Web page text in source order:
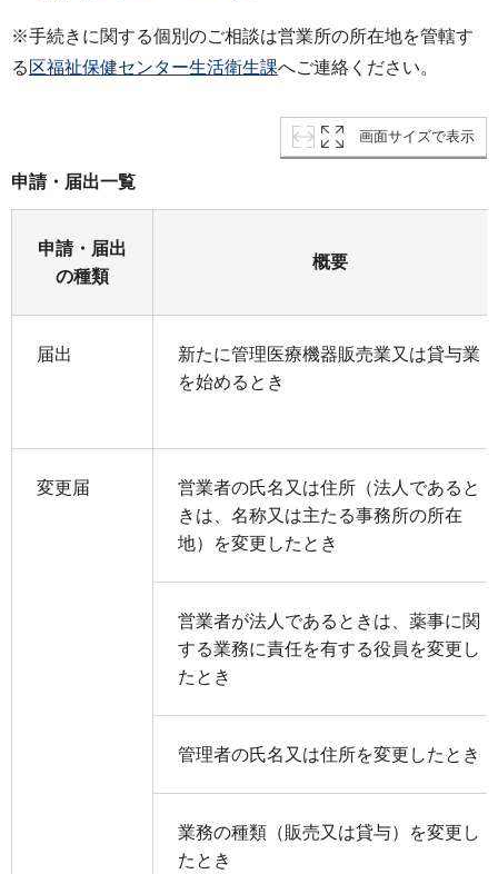
※手続きに関する個別のご相談は営業所の所在地を管轄す
る 区福祉保健センター生活衛生課へご連絡ください。
画面サイズで表示
申請・届出一覧
申請・届出
の種類
概要
届出
新たに管理医療機器販売業又は貸与業
を始めるとき
変更届
営業者の氏名又は住所（法人であると
きは、名称又は主たる事務所の所在
地）を変更したとき
営業者が法人であるときは、薬事に関
する業務に責任を有する役員を変更し
たとき
管理者の氏名又は住所を変更したとき
業務の種類（販売又は貸与）を変更し
たとき